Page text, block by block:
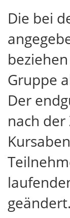
Die bei
Gruppe
Der
nach der
geändert.